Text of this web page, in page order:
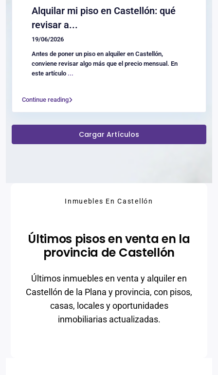
Alquilar mi piso en Castellón: qué
revisar a...
19/06/2026
Antes de poner un piso en alquiler en Castellón,
conviene revisar algo más que el precio mensual. En
este artículo ...
Continue reading
Cargar Artículos
Inmuebles En Castellón
Últimos pisos en venta en la
provincia de Castellón
Últimos inmuebles en venta y alquiler en
Castellón de la Plana y provincia, con pisos,
casas, locales y oportunidades
inmobiliarias actualizadas.